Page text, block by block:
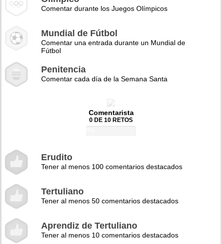
Comentar durante los Juegos Olímpicos
Mundial de Fútbol
Comentar una entrada durante un Mundial de
Fútbol
Penitencia
Comentar cada día de la Semana Santa
Comentarista
0 DE 10 RETOS
Erudito
Tener al menos 100 comentarios destacados
Tertuliano
Tener al menos 50 comentarios destacados
Aprendiz de Tertuliano
Tener al menos 10 comentarios destacados